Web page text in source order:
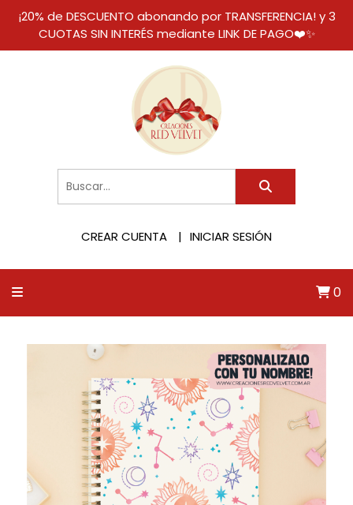
¡20% de DESCUENTO abonando por TRANSFERENCIA! y 3
CUOTAS SIN INTERÉS mediante LINK DE PAGO❤️✨
CREAR CUENTA INICIAR SESIÓN
0